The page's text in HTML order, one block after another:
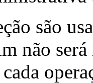
são
não será